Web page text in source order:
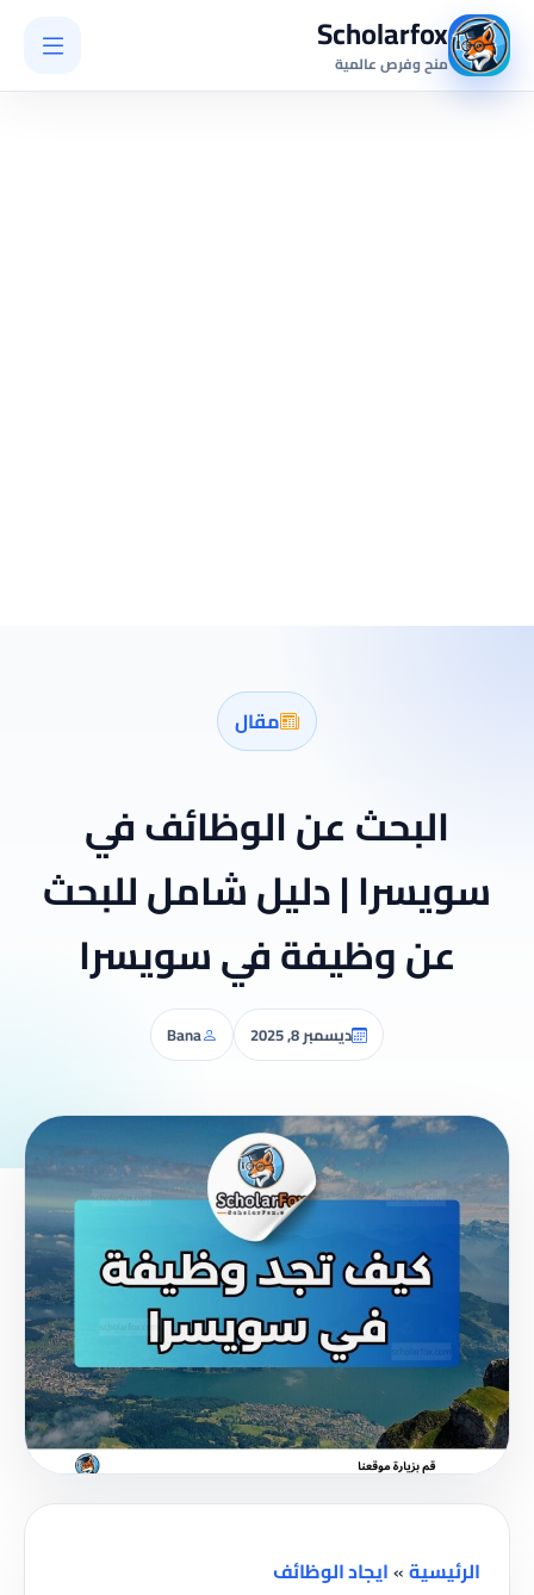
Scholarfox
منح وفرص عالمية
مقال
البحث عن الوظائف في
سويسرا | دليل شامل للبحث
عن وظيفة في سويسرا
ديسمبر 8, 2025 Bana
الرئيسية»ايجاد الوظائف